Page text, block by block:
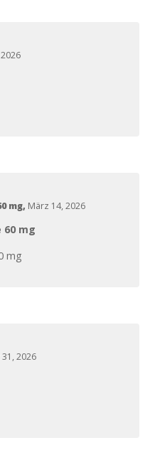
mg, März 14, 2026
mg
mg
2026